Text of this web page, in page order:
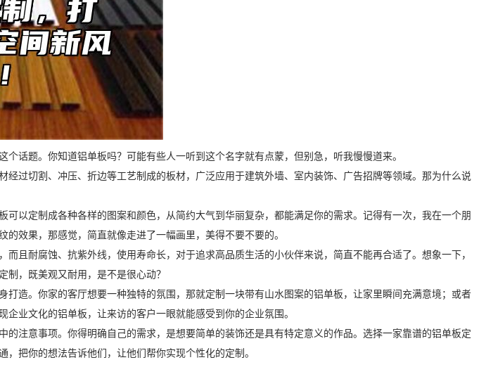
个话题。你知道铝单板吗？可能有些人一听到这个名字就有点蒙，但别急，听我慢慢道来。
经过切割、冲压、折边等工艺制成的板材，广泛应用于建筑外墙、室内装饰、广告招牌等领域。那为什么说
可以定制成各种各样的图案和颜色，从简约大气到华丽复杂，都能满足你的需求。记得有一次，我在一个朋
效果，那感觉，简直就像走进了一幅画里，美得不要不要的。
而且耐腐蚀、抗紫外线，使用寿命长，对于追求高品质生活的小伙伴来说，简直不能再合适了。想象一下，
制，既美观又耐用，是不是很心动？
打造。你家的客厅想要一种独特的氛围，那就定制一块带有山水图案的铝单板，让家里瞬间充满意境；或者
业文化的铝单板，让来访的客户一眼就能感受到你的企业氛围。
的注意事项。你得明确自己的需求，是想要简单的装饰还是具有特定意义的作品。选择一家靠谱的铝单板定
把你的想法告诉他们，让他们帮你实现个性化的定制。